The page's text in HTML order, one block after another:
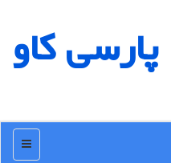
پارسی كاو
منو